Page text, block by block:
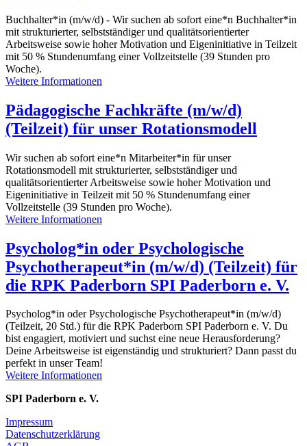
Buchhalter*in (m/w/d) - Wir suchen ab sofort eine*n Buchhalter*in
mit strukturierter, selbstständiger und qualitätsorientierter
Arbeitsweise sowie hoher Motivation und Eigeninitiative in Teilzeit
mit 50 % Stundenumfang einer Vollzeitstelle (39 Stunden pro
Woche).
Weitere Informationen
Pädagogische Fachkräfte (m/w/d)
(Teilzeit) für unser Rotationsmodell
Wir suchen ab sofort eine*n Mitarbeiter*in für unser
Rotationsmodell mit strukturierter, selbstständiger und
qualitätsorientierter Arbeitsweise sowie hoher Motivation und
Eigeninitiative in Teilzeit mit 50 % Stundenumfang einer
Vollzeitstelle (39 Stunden pro Woche).
Weitere Informationen
Psycholog*in oder Psychologische
Psychotherapeut*in (m/w/d) (Teilzeit) für
die RPK Paderborn SPI Paderborn e. V.
Psycholog*in oder Psychologische Psychotherapeut*in (m/w/d)
(Teilzeit, 20 Std.) für die RPK Paderborn SPI Paderborn e. V. Du
bist engagiert, motiviert und suchst eine neue Herausforderung?
Deine Arbeitsweise ist eigenständig und strukturiert? Dann passt du
perfekt in unser Team!
Weitere Informationen
SPI Paderborn e. V.
Impressum
Datenschutzerklärung